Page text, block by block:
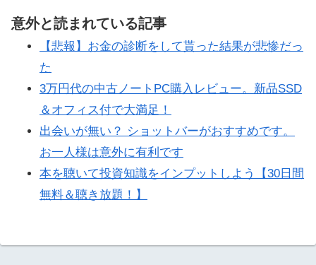
意外と読まれている記事
【悲報】お金の診断をして貰った結果が悲惨だっ
た
3万円代の中古ノートPC購入レビュー。新品SSD
＆オフィス付で大満足！
出会いが無い？ ショットバーがおすすめです。
お一人様は意外に有利です
本を聴いて投資知識をインプットしよう【30日間
無料＆聴き放題！】